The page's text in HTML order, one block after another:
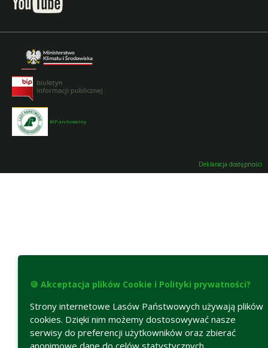
BIP archiwalny
Deklaracja dostępności
🍪 Akceptacja plików Cookie i Polityki prywatności?
Strony internetowe Lasów Państwowych używają plików
cookies. Dzięki nim możemy dostosowywać nasze
serwisy do preferencji użytkowników oraz zbierać
anonimowe dane do celów statystycznych.